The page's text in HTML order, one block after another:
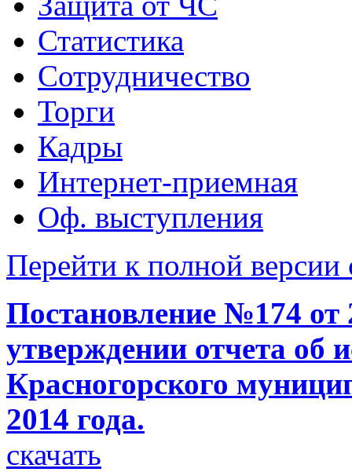
Статистика
Сотрудничество
Торги
Кадры
Интернет-приемная
Оф. выступления
Перейти к полной версии
Постановление №174 от
утверждении отчета об
Красногорского
2014 года.
скачать